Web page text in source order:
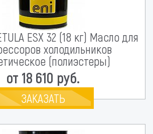
ESX 32 (18 кг) Масло для
холодильников
(полиэстеры)
от 18 610 руб.
ЗАКАЗАТЬ